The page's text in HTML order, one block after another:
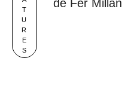
T
U
R
E
S
de Fer Millán